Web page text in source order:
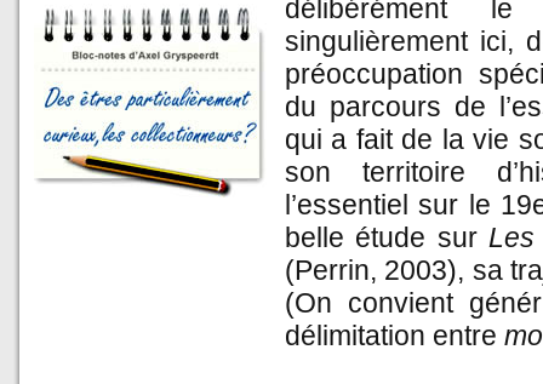
délibérément
singulièrement ici,
préoccupation
du parcours de
qui a fait de la vie
son territoire
l’essentiel sur le
belle étude sur Les
(Perrin, 2003), sa
(On convient
délimitation entre